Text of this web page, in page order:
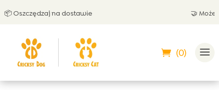
na dostawie 🤝 Możesz
(0)